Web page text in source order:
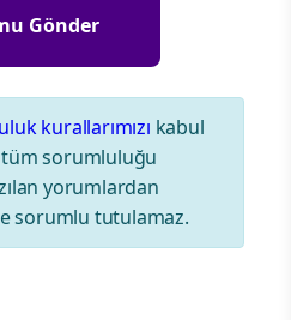
kurallarımızı kabul
sorumluluğu
yorumlardan
sorumlu tutulamaz.